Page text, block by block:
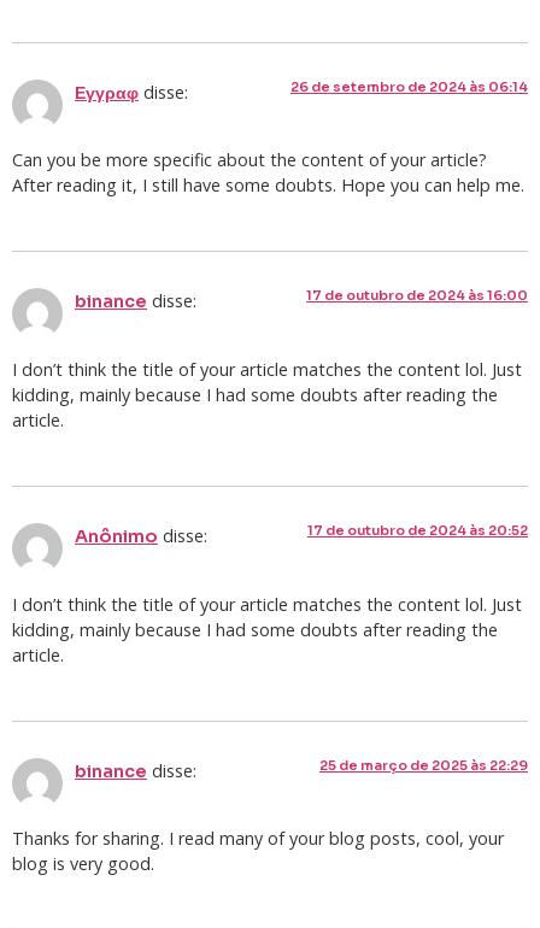
Εγγραφ disse: 26 de setembro de 2024 às 06:14
Can you be more specific about the content of your article?
After reading it, I still have some doubts. Hope you can help me.
binance disse: 17 de outubro de 2024 às 16:00
I don’t think the title of your article matches the content lol. Just
kidding, mainly because I had some doubts after reading the
article.
Anônimo disse: 17 de outubro de 2024 às 20:52
I don’t think the title of your article matches the content lol. Just
kidding, mainly because I had some doubts after reading the
article.
binance disse: 25 de março de 2025 às 22:29
Thanks for sharing. I read many of your blog posts, cool, your
blog is very good.